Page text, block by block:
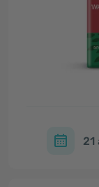
21